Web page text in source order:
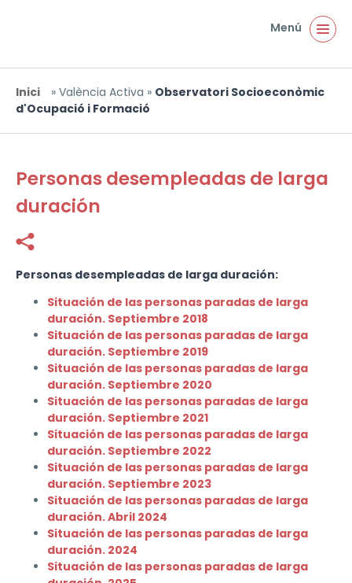
Menú
Esteu aquí
Inici » València Activa » Observatori Socioeconòmic
d'Ocupació i Formació
Personas desempleadas de larga
duración
Personas desempleadas de larga duración:
Situación de las personas paradas de larga
duración. Septiembre 2018
Situación de las personas paradas de larga
duración. Septiembre 2019
Situación de las personas paradas de larga
duración. Septiembre 2020
Situación de las personas paradas de larga
duración. Septiembre 2021
Situación de las personas paradas de larga
duración. Septiembre 2022
Situación de las personas paradas de larga
duración. Septiembre 2023
Situación de las personas paradas de larga
duración. Abril 2024
Situación de las personas paradas de larga
duración. 2024
Situación de las personas paradas de larga